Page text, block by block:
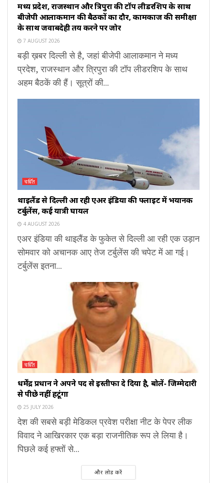
मध्य प्रदेश, राजस्थान और त्रिपुरा की टॉप लीडरशिप के साथ
बीजेपी आलाकमान की बैठकों का दौर, कामकाज की समीक्षा
के साथ जवाबदेही तय करने पर जोर
7 AUGUST 2026
बड़ी ख़बर दिल्ली से है, जहां बीजेपी आलाकमान ने मध्य
प्रदेश, राजस्थान और त्रिपुरा की टॉप लीडरशिप के साथ
अहम बैठकें की हैं। सूत्रों की...
चर्चित
थाइलैंड से दिल्ली आ रही एअर इंडिया की फ्लाइट में भयानक
टर्बुलेंस, कई यात्री घायल
4 AUGUST 2026
एअर इंडिया की थाइलैंड के फुकेत से दिल्ली आ रही एक उड़ान
सोमवार को अचानक आए तेज टर्बुलेंस की चपेट में आ गई।
टर्बुलेंस इतना...
चर्चित
धर्मेंद्र प्रधान ने अपने पद से इस्तीफा दे दिया है, बोलें- जिम्मेदारी
से पीछे नहीं हटूंगा
25 JULY 2026
देश की सबसे बड़ी मेडिकल प्रवेश परीक्षा नीट के पेपर लीक
विवाद ने आखिरकार एक बड़ा राजनीतिक रूप ले लिया है।
पिछले कई हफ्तों से...
और लोड करें